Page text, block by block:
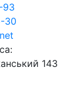
93
30
143